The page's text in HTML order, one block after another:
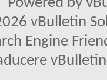
vBulletin
Engine